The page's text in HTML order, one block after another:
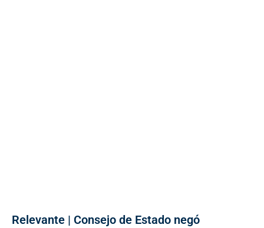
Relevante | Consejo de Estado negó